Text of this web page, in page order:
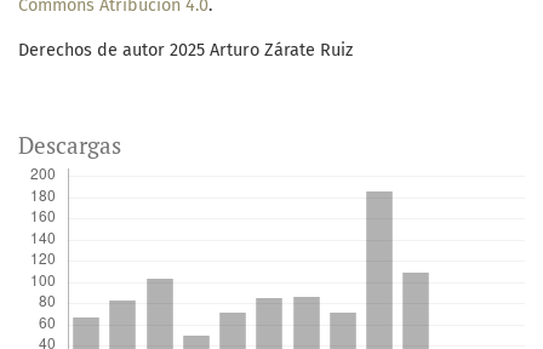
Commons Atribución 4.0.
Derechos de autor 2025 Arturo Zárate Ruiz
Descargas